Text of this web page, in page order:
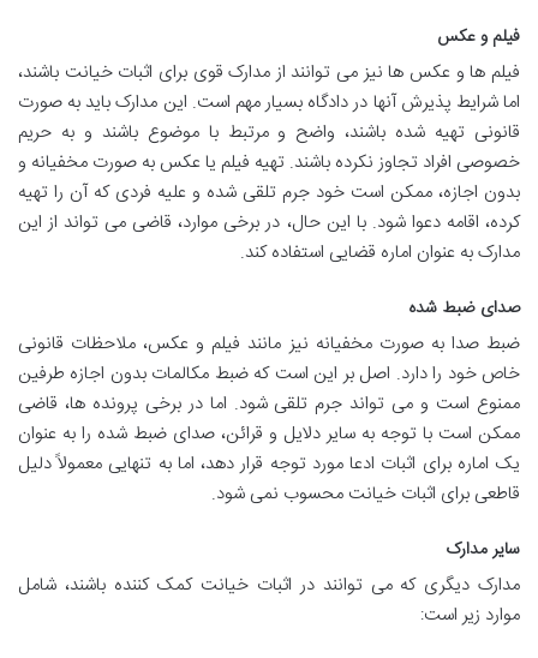
فیلم و عکس
فیلم ها و عکس ها نیز می توانند از مدارک قوی برای اثبات خیانت باشند،
اما شرایط پذیرش آنها در دادگاه بسیار مهم است. این مدارک باید به صورت
قانونی تهیه شده باشند، واضح و مرتبط با موضوع باشند و به حریم
خصوصی افراد تجاوز نکرده باشند. تهیه فیلم یا عکس به صورت مخفیانه و
بدون اجازه، ممکن است خود جرم تلقی شده و علیه فردی که آن را تهیه
کرده، اقامه دعوا شود. با این حال، در برخی موارد، قاضی می تواند از این
مدارک به عنوان اماره قضایی استفاده کند.
صدای ضبط شده
ضبط صدا به صورت مخفیانه نیز مانند فیلم و عکس، ملاحظات قانونی
خاص خود را دارد. اصل بر این است که ضبط مکالمات بدون اجازه طرفین
ممنوع است و می تواند جرم تلقی شود. اما در برخی پرونده ها، قاضی
ممکن است با توجه به سایر دلایل و قرائن، صدای ضبط شده را به عنوان
یک اماره برای اثبات ادعا مورد توجه قرار دهد، اما به تنهایی معمولاً دلیل
قاطعی برای اثبات خیانت محسوب نمی شود.
سایر مدارک
مدارک دیگری که می توانند در اثبات خیانت کمک کننده باشند، شامل
موارد زیر است: